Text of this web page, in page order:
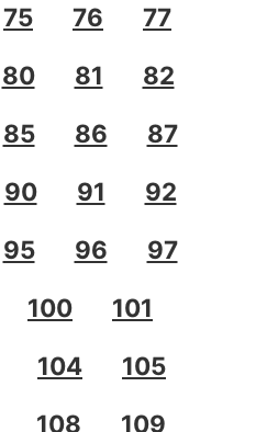
75 76
77
80 81
82
85 86
87
90 91
92
95 96
97
100
101
104
105
108
109